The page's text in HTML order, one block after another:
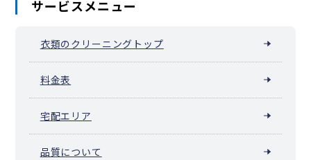
サービスメニュー
衣類のクリーニングトップ
料金表
宅配エリア
品質について